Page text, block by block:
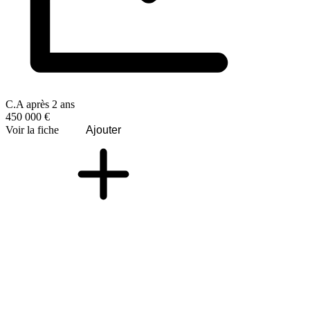
C.A après 2 ans
450 000 €
Voir la fiche
Ajouter